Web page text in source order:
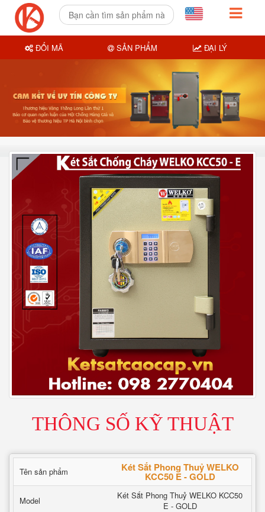
THÔNG SỐ KỸ THUẬT
Tên sản phẩm Két Sắt Phong Thuỷ WELKO
KCC50 E - GOLD
Model
Két Sắt Phong Thuỷ WELKO KCC50
E - GOLD
ĐỔI MÃ SẢN PHẨM ĐẠI LÝ